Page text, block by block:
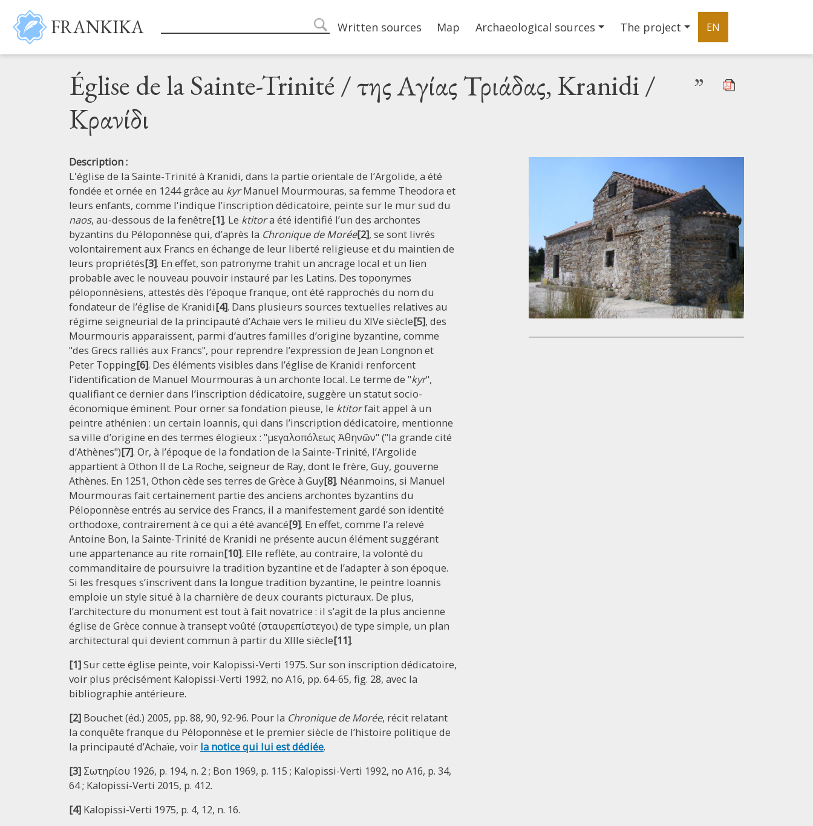
Skip to main content
FRANKIKA search
Main navigation
Written sources Map Archaeological sources The project EN
Église de la Sainte-Trinité / της Αγίας Τριάδας, Kranidi /
Κρανίδι
”
Description :
L'église de la Sainte-Trinité à Kranidi, dans la partie orientale de l’Argolide, a été
fondée et ornée en 1244 grâce au kyrManuel Mourmouras, sa femme Theodora et
leurs enfants, comme l'indique l’inscription dédicatoire, peinte sur le mur sud du
naos, au-dessous de la fenêtre[1]. Le ktitora été identifié l’un des archontes
byzantins du Péloponnèse qui, d’après la Chronique de Morée[2], se sont livrés
volontairement aux Francs en échange de leur liberté religieuse et du maintien de
leurs propriétés[3]. En effet, son patronyme trahit un ancrage local et un lien
probable avec le nouveau pouvoir instauré par les Latins. Des toponymes
péloponnèsiens, attestés dès l’époque franque, ont été rapprochés du nom du
fondateur de l’église de Kranidi[4]. Dans plusieurs sources textuelles relatives au
régime seigneurial de la principauté d’Achaïe vers le milieu du XIVe siècle[5], des
Mourmouris apparaissent, parmi d’autres familles d’origine byzantine, comme
"des Grecs ralliés aux Francs", pour reprendre l’expression de Jean Longnon et
Peter Topping[6]. Des éléments visibles dans l’église de Kranidi renforcent
l’identification de Manuel Mourmouras à un archonte local. Le terme de "kyr",
qualifiant ce dernier dans l’inscription dédicatoire, suggère un statut socio-
économique éminent. Pour orner sa fondation pieuse, le ktitorfait appel à un
peintre athénien : un certain Ioannis, qui dans l’inscription dédicatoire, mentionne
sa ville d’origine en des termes élogieux : "μεγαλοπόλεως Ἀθηνῶν" ("la grande cité
d’Athènes")[7]. Or, à l’époque de la fondation de la Sainte-Trinité, l’Argolide
appartient à Othon II de La Roche, seigneur de Ray, dont le frère, Guy, gouverne
Athènes. En 1251, Othon cède ses terres de Grèce à Guy[8]. Néanmoins, si Manuel
Mourmouras fait certainement partie des anciens archontes byzantins du
Péloponnèse entrés au service des Francs, il a manifestement gardé son identité
orthodoxe, contrairement à ce qui a été avancé[9]. En effet, comme l’a relevé
Antoine Bon, la Sainte-Trinité de Kranidi ne présente aucun élément suggérant
une appartenance au rite romain[10]. Elle reflète, au contraire, la volonté du
commanditaire de poursuivre la tradition byzantine et de l’adapter à son époque.
Si les fresques s’inscrivent dans la longue tradition byzantine, le peintre Ioannis
emploie un style situé à la charnière de deux courants picturaux. De plus,
l’architecture du monument est tout à fait novatrice : il s’agit de la plus ancienne
église de Grèce connue à transept voûté (σταυρεπίστεγοι) de type simple, un plan
architectural qui devient commun à partir du XIIIe siècle[11].
[1]Sur cette église peinte, voir Kalopissi-Verti 1975. Sur son inscription dédicatoire,
voir plus précisément Kalopissi-Verti 1992, no A16, pp. 64-65, fig. 28, avec la
bibliographie antérieure.
[2] Bouchet (éd.) 2005, pp. 88, 90, 92-96. Pour la Chronique de Morée, récit relatant
la conquête franque du Péloponnèse et le premier siècle de l’histoire politique de
la principauté d’Achaïe, voir la notice qui lui est dédiée.
[3] Σωτηρίου 1926, p. 194, n. 2 ; Bon 1969, p. 115 ; Kalopissi-Verti 1992, no A16, p. 34,
64 ; Kalopissi-Verti 2015, p. 412.
[4] Kalopissi-Verti 1975, p. 4, 12, n. 16.
Église de la Sainte-Trinité / της Αγίας Τριάδας,